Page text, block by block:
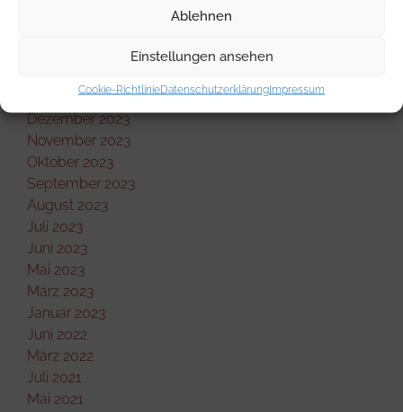
Ablehnen
Einstellungen ansehen
Cookie-RichtlinieDatenschutzerklärungImpressum
Februar 2024
Dezember 2023
November 2023
Oktober 2023
September 2023
August 2023
Juli 2023
Juni 2023
Mai 2023
März 2023
Januar 2023
Juni 2022
März 2022
Juli 2021
Mai 2021